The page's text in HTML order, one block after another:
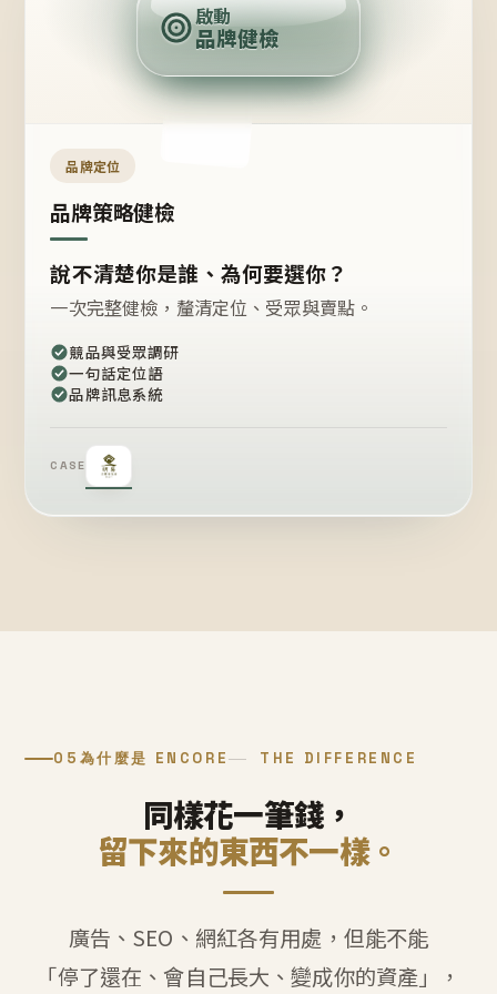
定
位
啟動
品牌健檢
品牌定位
品牌策略健檢
說不清楚你是誰、為何要選你？
一次完整健檢，釐清定位、受眾與賣點。
競品與受眾調研
一句話定位語
品牌訊息系統
CASE
05 為什麼是 ENCORE THE DIFFERENCE
同樣花一筆錢，
留下來的東西不一樣。
廣告、SEO、網紅各有用處，但能不能
「停了還在、會自己長大、變成你的資產」，